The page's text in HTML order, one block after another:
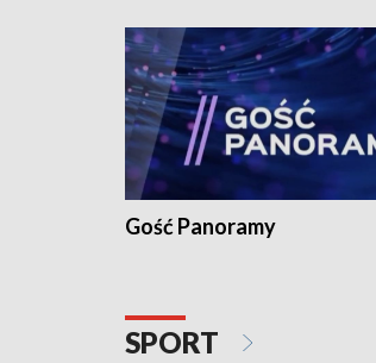
Gość Panoramy
SPORT